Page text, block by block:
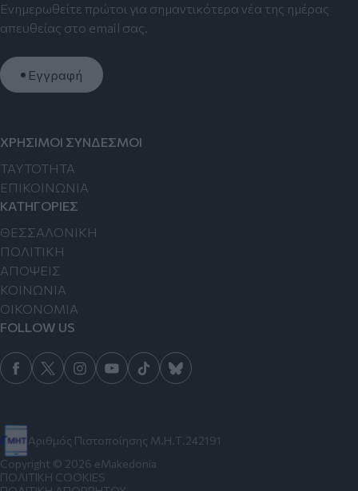
Ενημερωθείτε πρώτοι για σημαντικότερα νέα της ημέρας
απευθείας στο email σας.
Εγγραφή
Αριθμός Πιστοποίησης Μ.Η.Τ.242191
ΧΡΗΣΙΜΟΙ ΣΥΝΔΕΣΜΟΙ
TAYTOTHTA
ΕΠΙΚΟΙΝΩΝΙΑ
ΚΑΤΗΓΟΡΙΕΣ
ΘΕΣΣΑΛΟΝΙΚΗ
ΠΟΛΙΤΙΚΗ
ΑΠΟΨΕΙΣ
ΚΟΙΝΩΝΙΑ
ΟΙΚΟΝΟΜΙΑ
FOLLOW US
Copyright © 2026 eMakedonia
ΠΟΛΙΤΙΚΗ COOKIES